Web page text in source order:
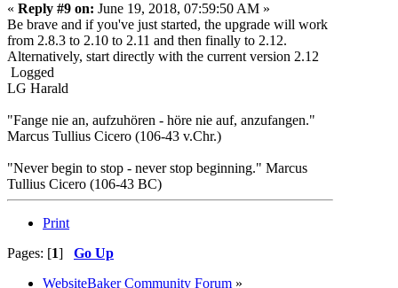
« Reply #9 on: June 19, 2018, 07:59:50 AM »
Be brave and if you've just started, the upgrade will work
from 2.8.3 to 2.10 to 2.11 and then finally to 2.12.
Alternatively, start directly with the current version 2.12
Logged
LG Harald
"Fange nie an, aufzuhören - höre nie auf, anzufangen."
Marcus Tullius Cicero (106-43 v.Chr.)
"Never begin to stop - never stop beginning." Marcus
Tullius Cicero (106-43 BC)
Print
Pages: [1] Go Up
WebsiteBaker Community Forum »